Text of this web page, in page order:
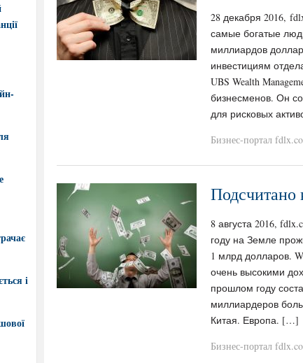
28 декабря 2016,
самые богатые
миллиардов
инвестициям
UBS Wealth
бизнесменов. Он
для рисковых
Бизнес-портал
Подсчитано
8 августа 2016,
году на Земле
1 млрд долларов.
очень высокими
прошлом году
миллиардеров
Китая. Европа. […]
Бизнес-портал
і